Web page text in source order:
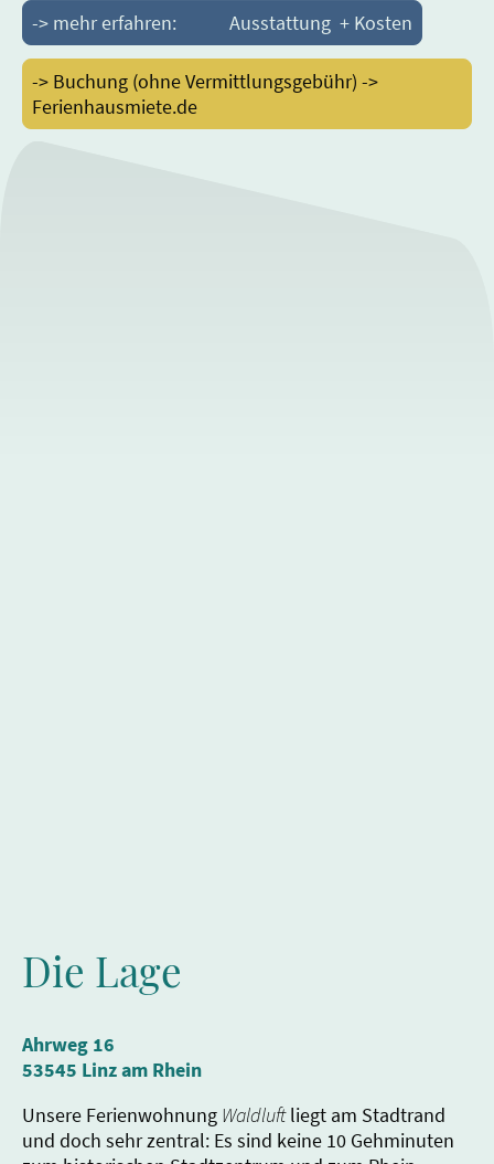
-> mehr erfahren: Ausstattung + Kosten
-> Buchung (ohne Vermittlungsgebühr) ->
Ferienhausmiete.de
Die Lage
Ahrweg 16
53545 Linz am Rhein
Unsere Ferienwohnung Waldluftliegt am Stadtrand
und doch sehr zentral: Es sind keine 10 Gehminuten